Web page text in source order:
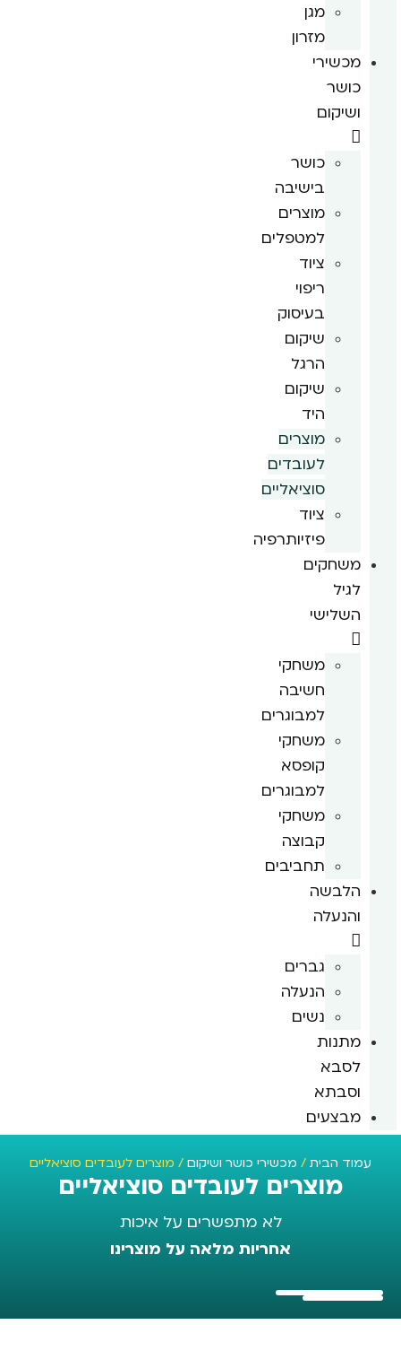
מגן
מזרון
מכשירי
כושר
ושיקום
כושר
בישיבה
מוצרים
למטפלים
ציוד
ריפוי
בעיסוק
שיקום
הרגל
שיקום
היד
מוצרים
לעובדים
סוציאליים
ציוד
פיזיותרפיה
משחקים
לגיל
השלישי
משחקי
חשיבה
למבוגרים
משחקי
קופסא
למבוגרים
משחקי
קבוצה
תחביבים
הלבשה
והנעלה
גברים
הנעלה
נשים
מתנות
לסבא
וסבתא
מבצעים
עמוד הבית / מכשירי כושר ושיקום / מוצרים לעובדים סוציאליים
מוצרים לעובדים סוציאליים
לא מתפשרים על איכות
אחריות מלאה על מוצרינו